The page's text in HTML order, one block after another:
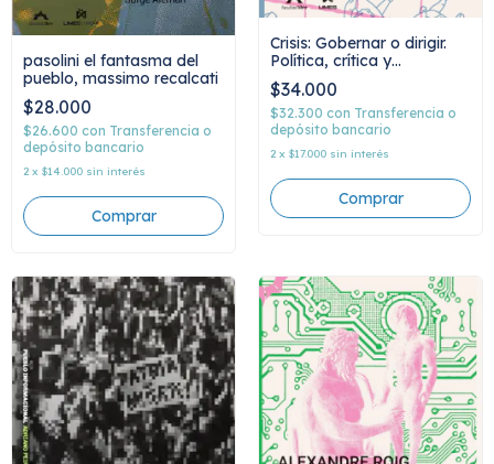
pasolini el fantasma del
pueblo, massimo recalcati
$28.000
$26.600 con Transferencia o
depósito bancario
2 x $14.000 sin interés
Crisis: Gobernar o dirigir.
Política, crítica y
entendimiento según
modos argentinos del
presente, Eduardo A.
Rojas
$34.000
$32.300 con Transferencia o
depósito bancario
2 x $17.000 sin interés